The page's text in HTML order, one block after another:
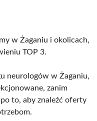
w Żaganiu i okolicach,
TOP 3.
neurologów w Żaganiu,
zanim
to, aby znaleźć oferty